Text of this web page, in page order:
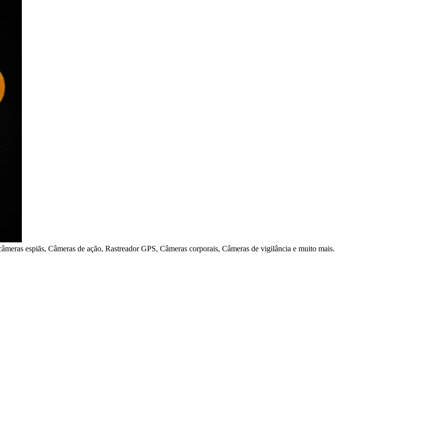
espiãs, Câmeras de ação, Rastreador GPS, Câmeras corporais, Câmeras de vigilância e muito mais.